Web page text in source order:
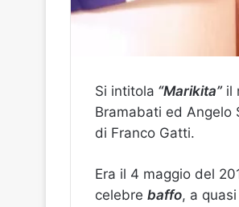
Si intitola “Marikita”il
Bramabati ed Angelo
di Franco Gatti.
Era il 4 maggio del
celebre baffo, a